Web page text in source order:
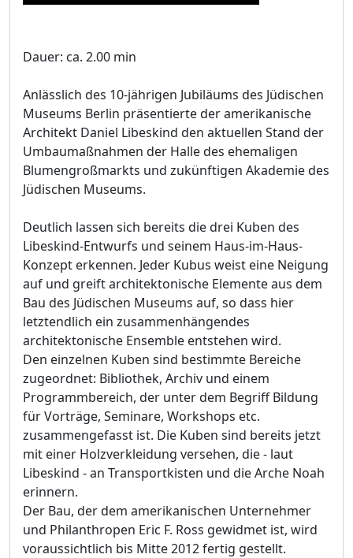
Dauer: ca. 2.00 min
Anlässlich des 10-jährigen Jubiläums des Jüdischen
Museums Berlin präsentierte der amerikanische
Architekt Daniel Libeskind den aktuellen Stand der
Umbaumaßnahmen der Halle des ehemaligen
Blumengroßmarkts und zukünftigen Akademie des
Jüdischen Museums.
Deutlich lassen sich bereits die drei Kuben des
Libeskind-Entwurfs und seinem Haus-im-Haus-
Konzept erkennen. Jeder Kubus weist eine Neigung
auf und greift architektonische Elemente aus dem
Bau des Jüdischen Museums auf, so dass hier
letztendlich ein zusammenhängendes
architektonische Ensemble entstehen wird.
Den einzelnen Kuben sind bestimmte Bereiche
zugeordnet: Bibliothek, Archiv und einem
Programmbereich, der unter dem Begriff Bildung
für Vorträge, Seminare, Workshops etc.
zusammengefasst ist. Die Kuben sind bereits jetzt
mit einer Holzverkleidung versehen, die - laut
Libeskind - an Transportkisten und die Arche Noah
erinnern.
Der Bau, der dem amerikanischen Unternehmer
und Philanthropen Eric F. Ross gewidmet ist, wird
voraussichtlich bis Mitte 2012 fertig gestellt.